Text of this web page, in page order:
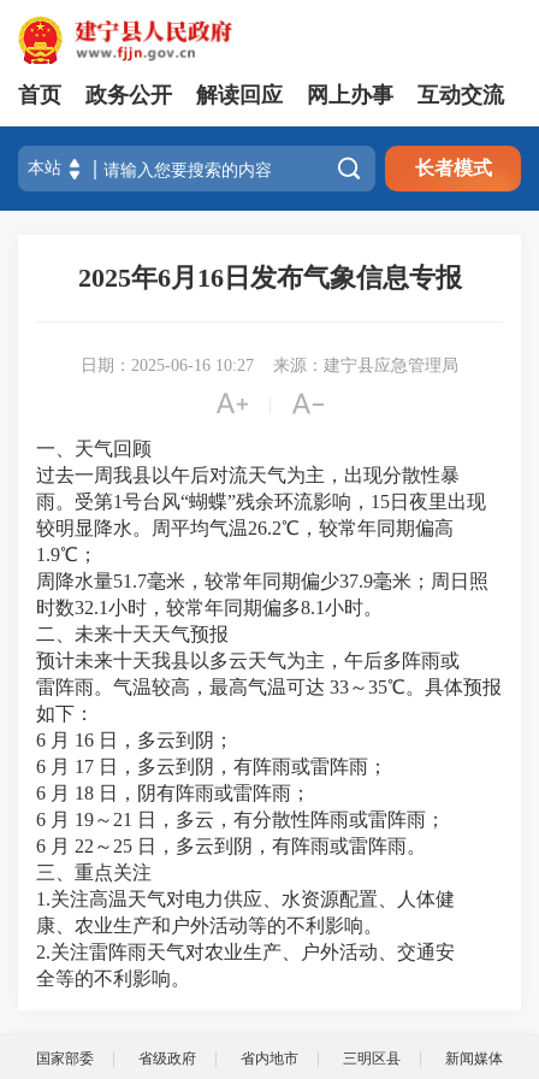
首页 政务公开 解读回应 网上办事 互动交流
 长者模式
2025年6月16日发布气象信息专报
日期：2025-06-16 10:27 来源：建宁县应急管理局
 
一、天气回顾
过去一周我县以午后对流天气为主，出现分散性暴
雨。受第1号台风“蝴蝶”残余环流影响，15日夜里出现
较明显降水。周平均气温26.2℃，较常年同期偏高
1.9℃；
周降水量51.7毫米，较常年同期偏少37.9毫米；周日照
时数32.1小时，较常年同期偏多8.1小时。
二、未来十天天气预报
预计未来十天我县以多云天气为主，午后多阵雨或
雷阵雨。气温较高，最高气温可达 33～35℃。 具体预报
如下：
6 月 16 日，多云到阴；
6 月 17 日，多云到阴，有阵雨或雷阵雨；
6 月 18 日，阴有阵雨或雷阵雨；
6 月 19～21 日，多云，有分散性阵雨或雷阵雨；
6 月 22～25 日，多云到阴，有阵雨或雷阵雨。
三、重点关注
1.关注高温天气对电力供应、水资源配置、人体健
康、农业生产和户外活动等的不利影响。
2.关注雷阵雨天气对农业生产、户外活动、交通安
全等的不利影响。
国家部委 省级政府 省内地市 三明区县 新闻媒体